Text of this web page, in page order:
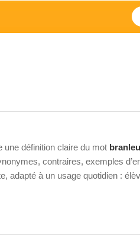
une définition claire du mot
contraires, exemples
adapté à un usage quotidien :